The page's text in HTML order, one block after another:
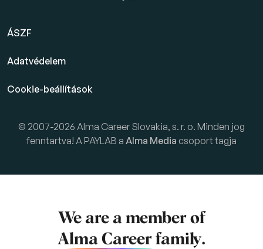
ÁSZF
Adatvédelem
Cookie-beállítások
© 2007-2026 Alma Career Slovakia, s. r. o. Minden jog
fenntartva! A PAYLAB a Alma Media csoport tagja
We are a member of
Alma Career family.